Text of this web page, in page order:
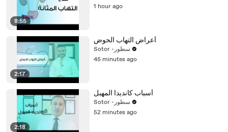
8:55
1 hour ago
2:17
أعراض التهاب الحوض
Sotor -سطور
45 minutes ago
2:18
أسباب كانديدا المهبل
Sotor -سطور
52 minutes ago